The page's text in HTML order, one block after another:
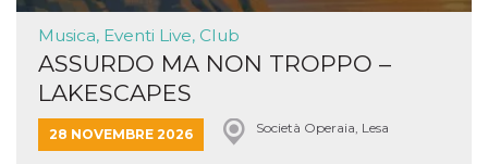
Musica, Eventi Live, Club
ASSURDO MA NON TROPPO –
LAKESCAPES
28 NOVEMBRE 2026 Società Operaia, Lesa